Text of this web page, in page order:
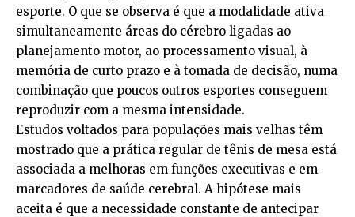
esporte. O que se observa é que a modalidade ativa
simultaneamente áreas do cérebro ligadas ao
planejamento motor, ao processamento visual, à
memória de curto prazo e à tomada de decisão, numa
combinação que poucos outros esportes conseguem
reproduzir com a mesma intensidade.
Estudos voltados para populações mais velhas têm
mostrado que a prática regular de tênis de mesa está
associada a melhoras em funções executivas e em
marcadores de saúde cerebral. A hipótese mais
aceita é que a necessidade constante de antecipar